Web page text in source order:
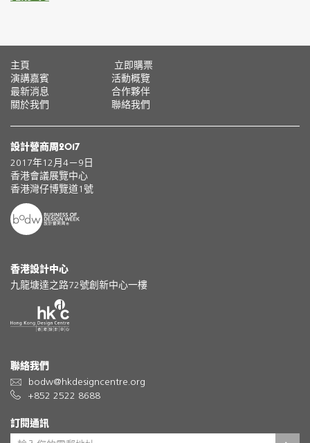
主頁
立即購票
演講嘉賓
活動概覽
最新消息
合作夥伴
關於我們
聯絡我們
設計營商周2017
2017年12月4－9日
香港會議展覽中心
香港灣仔博覽道1號
香港設計中心
九龍塘達之路72號創新中心一樓
聯絡我們
bodw@hkdesigncentre.org
+852 2522 8688
訂閱通訊